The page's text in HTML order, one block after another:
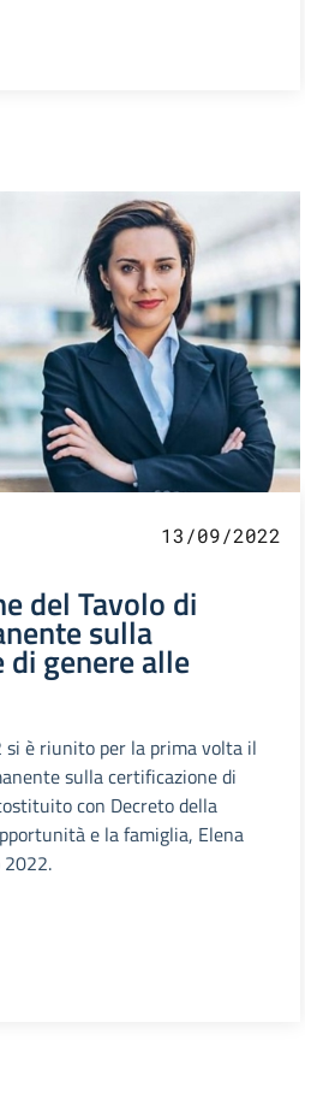
13/09/2022
del Tavolo di
sulla
genere alle
è riunito per la prima volta il
sulla certificazione di
con Decreto della
e la famiglia, Elena